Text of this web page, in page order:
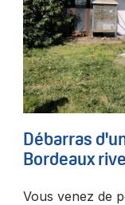
Débarras
Bordeaux
Vous venez de